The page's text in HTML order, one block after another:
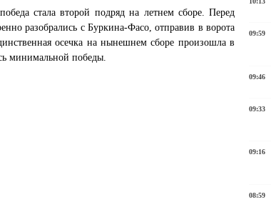
стала второй подряд на летнем сборе. Перед
разобрались с Буркина-Фасо, отправив в ворота
осечка на нынешнем сборе произошла в
минимальной победы.
09:59
09:46
09:33
09:16
08:59